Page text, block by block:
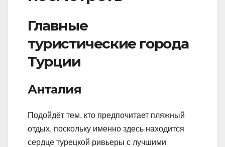
Главные
туристические города
Турции
Анталия
Подойдёт тем, кто предпочитает пляжный
отдых, поскольку именно здесь находится
сердце турецкой ривьеры с лучшими